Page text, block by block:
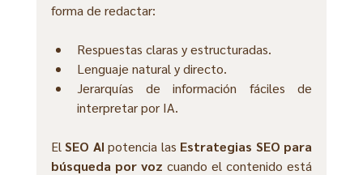
forma de redactar:
Respuestas claras y estructuradas.
Lenguaje natural y directo.
Jerarquías de información fáciles de
interpretar por IA.
El SEO AI potencia las Estrategias SEO para
búsqueda por voz cuando el contenido está